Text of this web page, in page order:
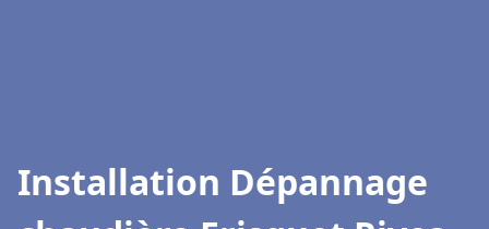
Installation Dépannage